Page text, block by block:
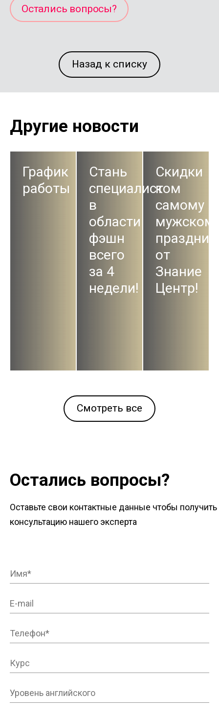
Остались вопросы?
Назад к списку
Другие новости
График
работы
Стань
специалистом
в
области
фэшн
всего
за 4
недели!
Скидки
к
самому
от
Знание
Центр!
Смотреть все
Остались вопросы?
Оставьте свои контактные данные чтобы
консультацию нашего эксперта